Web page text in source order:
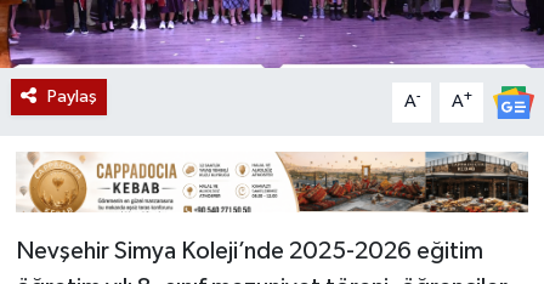
Paylaş A- A+
Nevşehir Simya Koleji’nde 2025-2026 eğitim